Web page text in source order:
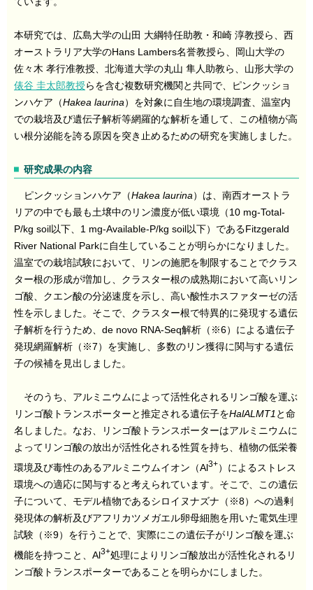
本研究では、広島大学の山田 大綱特任助教・和崎 淳教授ら、西
オーストラリア大学のHans Lambers名誉教授ら、岡山大学の
佐々木 孝行准教授、北海道大学の丸山 隼人助教ら、山形大学の
俵谷 圭太郎教授らを含む複数研究機関と共同で、ピンクッショ
ンハケア（Hakea laurina）を対象に自生地の環境調査、温室内
での栽培及び遺伝子解析等網羅的な解析を通して、この植物が高
い根分泌能を誇る原因を突き止めるための研究を実施しました。
研究成果の内容
ピンクッションハケア（Hakea laurina）は、南西オーストラ
リアの中でも最も土壌中のリン濃度が低い環境（10 mg-Total-
P/kg soil以下、1 mg-Available-P/kg soil以下）であるFitzgerald
River National Parkに自生していることが明らかになりました。
温室での栽培試験において、リンの施肥を制限することでクラス
ター根の形成が増加し、クラスター根の成熟期において高いリン
ゴ酸、クエン酸の分泌速度を示し、高い酸性ホスファターゼの活
性を示しました。そこで、クラスター根で特異的に発現する遺伝
子解析を行うため、de novo RNA-Seq解析（※6）による遺伝子
発現網羅解析（※7）を実施し、多数のリン獲得に関与する遺伝
子の候補を見出しました。
そのうち、アルミニウムによって活性化されるリンゴ酸を運ぶ
リンゴ酸トランスポーターと推定される遺伝子をHalALMT1と命
名しました。なお、リンゴ酸トランスポーターはアルミニウムに
よってリンゴ酸の放出が活性化される性質を持ち、植物の低栄養
環境及び毒性のあるアルミニウムイオン（Al3+）によるストレス
環境への適応に関与すると考えられています。そこで、この遺伝
子について、モデル植物であるシロイヌナズナ（※8）への過剰
発現体の解析及びアフリカツメガエル卵母細胞を用いた電気生理
試験（※9）を行うことで、実際にこの遺伝子がリンゴ酸を運ぶ
機能を持つこと、Al3+処理によりリンゴ酸放出が活性化されるリ
ンゴ酸トランスポーターであることを明らかにしました。